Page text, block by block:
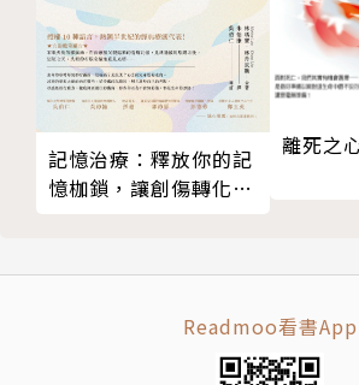
35 失業而不失意
36 處處是家
37 讓生活重新上軌道
38 不為自己找藉口
39 職場的最佳安身之道
40 處處是安身立命處
記憶治療：釋放你的記
憶枷鎖，讓創傷轉化成
離死之
Readmoo看書App